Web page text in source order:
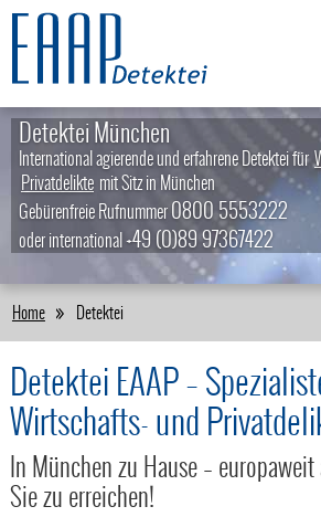
Detektei München
International agierende und erfahrene Detektei für
Privatdelikte mit Sitz in München
Gebürenfreie Rufnummer0800 5553222
oder international+49 (0)89 97367422
Home Detektei
Detektei EAAP –
Wirtschafts- und
In München zu Hause –
Sie zu erreichen!